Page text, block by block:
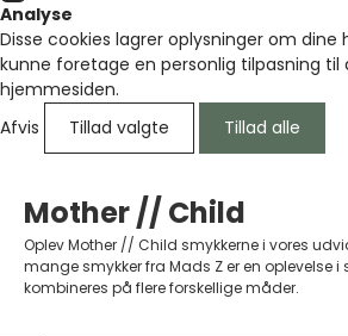
Analyse
Disse cookies lagrer oplysninger om dine
kunne foretage en personlig tilpasning
hjemmesiden.
Afvis
Tillad valgte Tillad alle
Mother // Child
Oplev Mother // Child smykkerne i vores
mange smykker fra Mads Z er en oplevelse i
kombineres på flere forskellige måder.